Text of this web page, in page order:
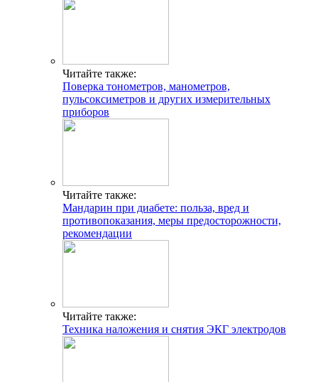
Читайте также:
Поверка тонометров, манометров,
пульсоксиметров и других измерительных
приборов
Читайте также:
Мандарин при диабете: польза, вред и
противопоказания, меры предосторожности,
рекомендации
Читайте также:
Техника наложения и снятия ЭКГ электродов